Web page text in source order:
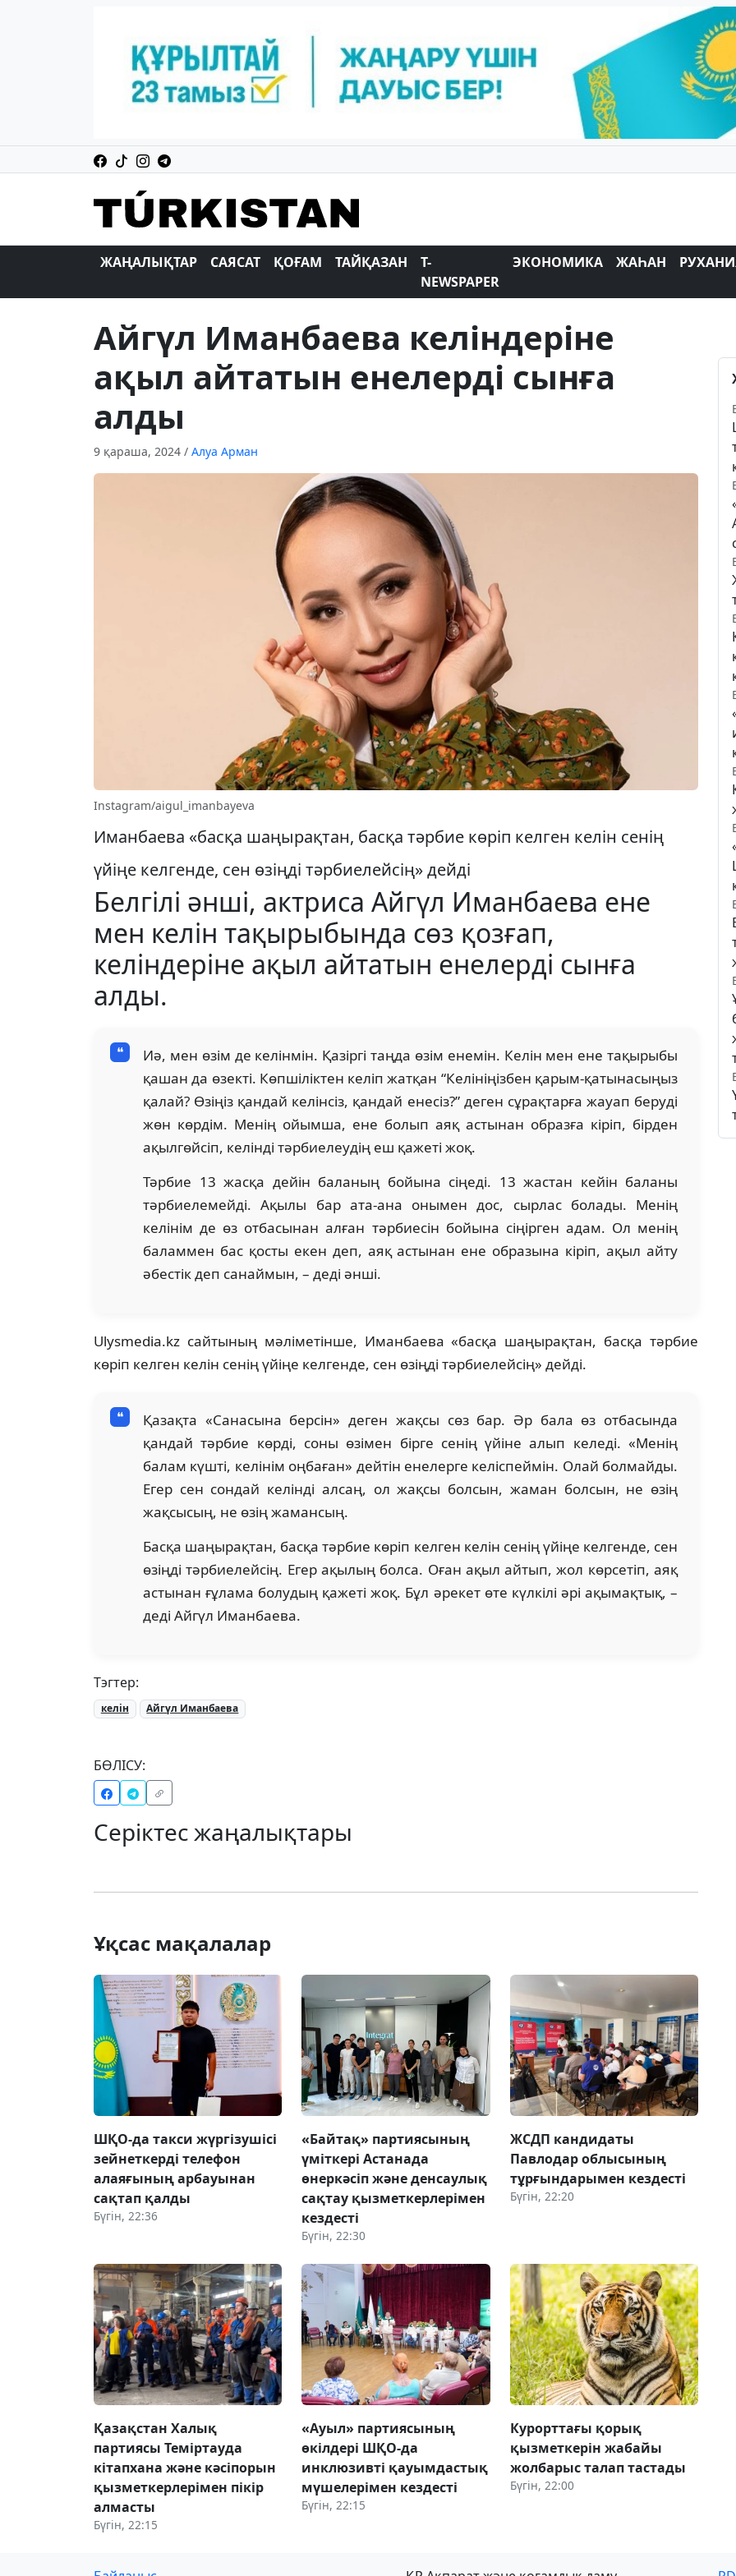
ЖАҢАЛЫҚТАР САЯСАТ ҚОҒАМ ТАЙҚАЗАН
T-
NEWSPAPER
ЭКОНОМИКА ЖАҺАН
Айгүл Иманбаева келіндеріне
ақыл айтатын енелерді сынға
алды
9 қараша, 2024 / Алуа Арман
Instagram/aigul_imanbayeva
Иманбаева «басқа шаңырақтан, басқа тәрбие көріп келген келін сенің
үйіңе келгенде, сен өзіңді тәрбиелейсің» дейді
Белгілі әнші, актриса Айгүл Иманбаева ене
мен келін тақырыбында сөз қозғап,
келіндеріне ақыл айтатын енелерді сынға
алды.
Иә, мен өзім де келінмін. Қазіргі таңда өзім енемін. Келін мен ене тақырыбы
қашан да өзекті. Көпшіліктен келіп жатқан “Келініңізбен қарым-қатынасыңыз
қалай? Өзіңіз қандай келінсіз, қандай енесіз?” деген сұрақтарға жауап беруді
жөн көрдім. Менің ойымша, ене болып аяқ астынан образға кіріп, бірден
ақылгөйсіп, келінді тәрбиелеудің еш қажеті жоқ.
Тәрбие 13 жасқа дейін баланың бойына сіңеді. 13 жастан кейін баланы
тәрбиелемейді. Ақылы бар ата-ана онымен дос, сырлас болады. Менің
келінім де өз отбасынан алған тәрбиесін бойына сіңірген адам. Ол менің
баламмен бас қосты екен деп, аяқ астынан ене образына кіріп, ақыл айту
әбестік деп санаймын, – деді әнші.
Ulysmedia.kz сайтының мәліметінше, Иманбаева «басқа шаңырақтан, басқа тәрбие
көріп келген келін сенің үйіңе келгенде, сен өзіңді тәрбиелейсің» дейді.
Қазақта «Санасына берсін» деген жақсы сөз бар. Әр бала өз отбасында
қандай тәрбие көрді, соны өзімен бірге сенің үйіне алып келеді. «Менің
балам күшті, келінім оңбаған» дейтін енелерге келіспеймін. Олай болмайды.
Егер сен сондай келінді алсаң, ол жақсы болсын, жаман болсын, не өзің
жақсысың, не өзің жамансың.
Басқа шаңырақтан, басқа тәрбие көріп келген келін сенің үйіңе келгенде, сен
өзіңді тәрбиелейсің. Егер ақылың болса. Оған ақыл айтып, жол көрсетіп, аяқ
астынан ғұлама болудың қажеті жоқ. Бұл әрекет өте күлкілі әрі ақымақтық, –
деді Айгүл Иманбаева.
Тэгтер:
келін Айгүл Иманбаева
БӨЛІСУ:
Серіктес жаңалықтары
Ұқсас мақалалар
ШҚО-да такси жүргізушісі
зейнеткерді телефон
алаяғының арбауынан
сақтап қалды
Бүгін, 22:36
«Байтақ» партиясының
үміткері Астанада
өнеркәсіп және денсаулық
сақтау қызметкерлерімен
кездесті
Бүгін, 22:30
ЖСДП кандидаты
Павлодар облысының
тұрғындарымен кездесті
Бүгін, 22:20
Қазақстан Халық
партиясы Теміртауда
кітапхана және кәсіпорын
қызметкерлерімен пікір
алмасты
Бүгін, 22:15
«Ауыл» партиясының
өкілдері ШҚО-да
инклюзивті қауымдастық
мүшелерімен кездесті
Бүгін, 22:15
Курорттағы қорық
қызметкерін жабайы
жолбарыс талап тастады
Бүгін, 22:00